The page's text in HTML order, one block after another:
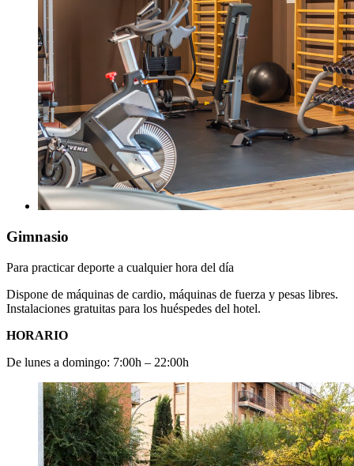
Gimnasio
Para practicar deporte a cualquier hora del día
Dispone de máquinas de cardio, máquinas de fuerza y pesas libres.
Instalaciones gratuitas para los huéspedes del hotel.
HORARIO
De lunes a domingo: 7:00h – 22:00h